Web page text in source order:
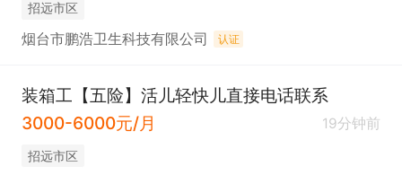
招远市区
烟台市鹏浩卫生科技有限公司 认证
装箱工【五险】活儿轻快儿直接电话联系
3000-6000元/月
19分钟前
招远市区